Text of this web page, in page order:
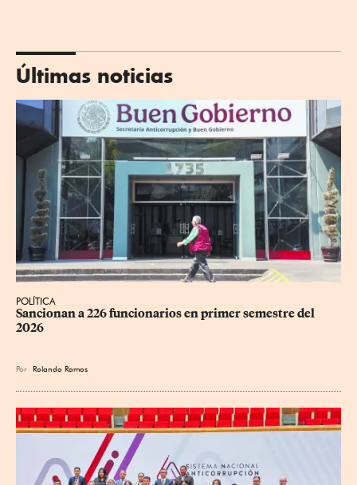
Últimas noticias
POLÍTICA
Sancionan a 226 funcionarios en primer semestre del
2026
Por Rolando Ramos